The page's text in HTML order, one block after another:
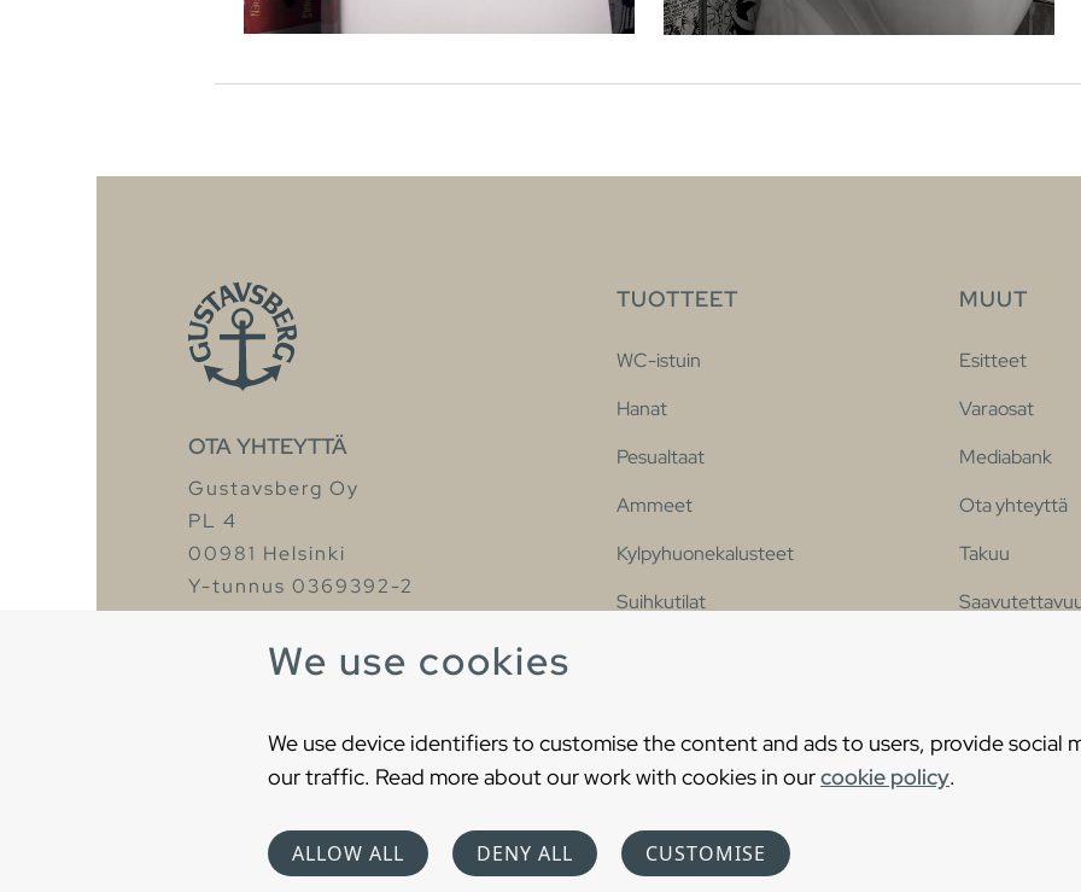
We use cookies
We use device identifiers to customise the content and ads to users, provide social
our traffic. Read more about our work with cookies in ourcookie policy.
ALLOW ALL DENY ALL CUSTOMISE
OTA YHTEYTTÄ
Gustavsberg Oy
PL 4
00981 Helsinki
Y-tunnus 0369392-2
Puh. +358 9 329 18828
TUOTTEET
WC-istuin
Hanat
Pesualtaat
Ammeet
Kylpyhuonekalusteet
Suihkutilat
MUUT
Esitteet
Varaosat
Mediabank
Ota yhteyttä
Takuu
Copyright © 2021 Gustavsberg. All Rights Reserved